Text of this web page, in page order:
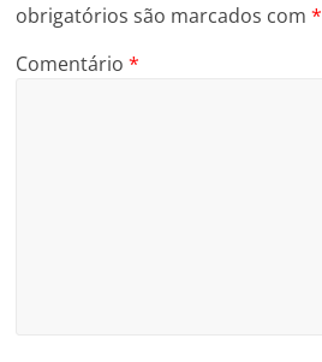
obrigatórios são marcados com*
Comentário*